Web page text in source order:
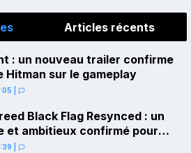
Articles récents
: un nouveau trailer confirme
Hitman sur le gameplay
Black Flag Resynced : un
et ambitieux confirmé pour